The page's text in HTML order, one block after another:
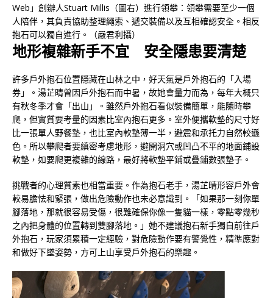
Web」創辦人Stuart Millis（圖右）進行領攀：領攀需要至少一個
人陪伴，其負責協助整理繩索、遞交裝備以及互相確認安全。相反
抱石可以獨自進行。（嚴君利攝）
地形複雜新手不宜 安全隱患要清楚
許多戶外抱石位置隱藏在山林之中，好天氣是戶外抱石的「入場
券」。湯芷晴曾因戶外抱石而中暑，故她會量力而為，每年大概只
有秋冬季才會「出山」。雖然戶外抱石看似裝備簡單，能隨時攀
爬，但實質要考量的因素比室內抱石更多。室外便攜軟墊的尺寸好
比一張單人野餐墊，也比室內軟墊薄一半，避震和承托力自然較遜
色。所以攀爬者要縝密考慮地形，避開洞穴或凹凸不平的地面鋪設
軟墊，如要爬更複雜的線路，最好將軟墊平鋪或疊鋪數張墊子。
挑戰者的心理質素也相當重要。作為抱石老手，湯芷晴形容戶外會
較易膽怯和緊張，做出危險動作也未必意識到。「如果那一刻你單
腳落地，那就很容易受傷，很難確保你像一隻貓一樣，零點零幾秒
之內把身體的位置轉到雙腳落地。」她不建議抱石新手獨自前往戶
外抱石，玩家須累積一定經驗，對危險動作要有警覺性，精準應對
和做好下墜姿勢，方可上山享受戶外抱石的樂趣。